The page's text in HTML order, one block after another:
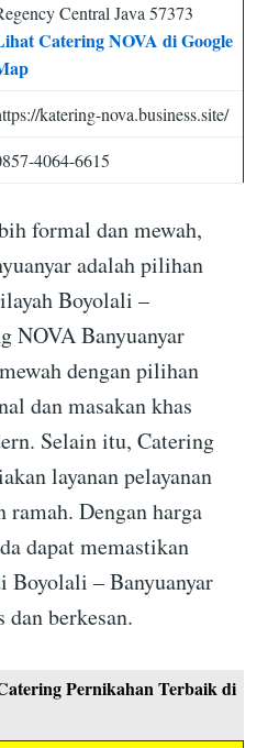
Central Java 57373
Catering NOVA di Google
katering-nova.business.site/
4064-6615
formal dan mewah,
adalah pilihan
Boyolali –
NOVA Banyuanyar
dengan pilihan
dan masakan khas
Selain itu, Catering
layanan pelayanan
ramah. Dengan harga
dapat memastikan
Boyolali – Banyuanyar
dan berkesan.
Pernikahan Terbaik di